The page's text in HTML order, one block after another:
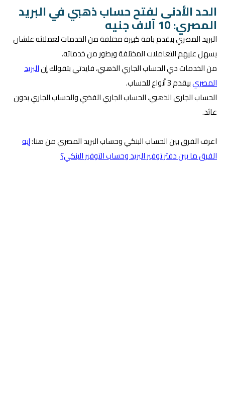
الحد الأدنى لفتح حساب ذهبي في البريد
المصري: 10 آلاف جنيه
البريد المصري بيقدم باقة كبيرة مختلفة من الخدمات لعملائه علشان
يسهل عليهم التعاملات المختلفة ويطور من خدماته.
من الخدمات دي الحساب الجاري الذهبي، فايدتي بتقولك إنالبريد
المصريبيقدم 3 أنواع للحساب.
الحساب الجاري الذهبي، الحساب الجاري الفضي والحساب الجاري بدون
عائد.
اعرف الفرق بين الحساب البنكي وحساب البريد المصري من هنا:إيه
الفرق ما بين دفتر توفير البريد وحساب التوفير البنكي؟